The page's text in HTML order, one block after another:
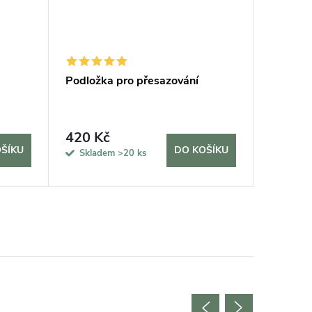
Podložka pro přesazování
420 Kč
Skladem >20 ks DO KOŠÍKU